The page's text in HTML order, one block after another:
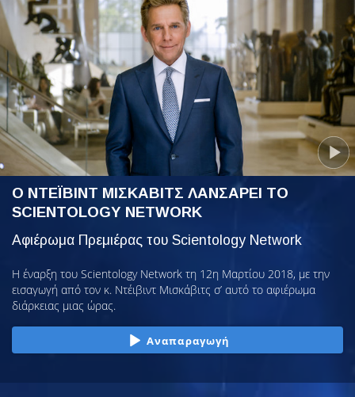
Ο ΝΤΕΪΒΙΝΤ ΜΙΣΚΑΒΙΤΣ ΛΑΝΣΑΡΕΙ ΤΟ
SCIENTOLOGY NETWORK
Αφιέρωμα Πρεμιέρας του Scientology Network
Η έναρξη του Scientology Network τη 12η Μαρτίου 2018, με την
εισαγωγή από τον κ. Ντέιβιντ Μισκάβιτς σ’ αυτό το αφιέρωμα
διάρκειας μιας ώρας.
Αναπαραγωγή